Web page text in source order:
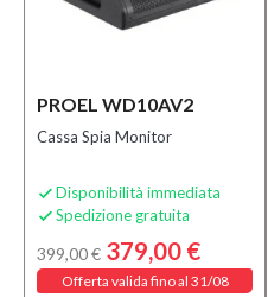
PROEL WD10AV2
Cassa Spia Monitor
 Disponibilità immediata
 Spedizione gratuita
399,00 € 379,00 €
Offerta valida fino al 31/08